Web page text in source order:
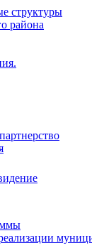
структуры
района